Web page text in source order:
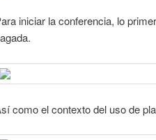
iniciar la conferencia, lo
como el contexto del uso de